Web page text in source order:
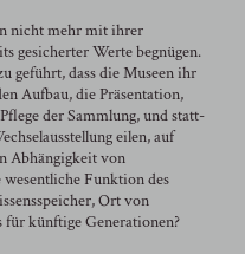
nicht mehr mit ihrer
gesicherter Werte begnügen.
geführt, dass die Museen ihr
Aufbau, die Präsentation,
der Sammlung, und statt-
eilen, auf
Abhängigkeit von
Funktion des
Ort von
künftige Generationen?